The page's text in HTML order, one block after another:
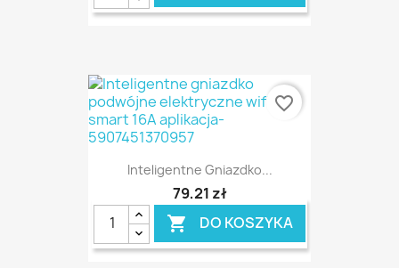
Inteligentne Gniazdko...
79,21 zł
 DO KOSZYKA
favorite_border